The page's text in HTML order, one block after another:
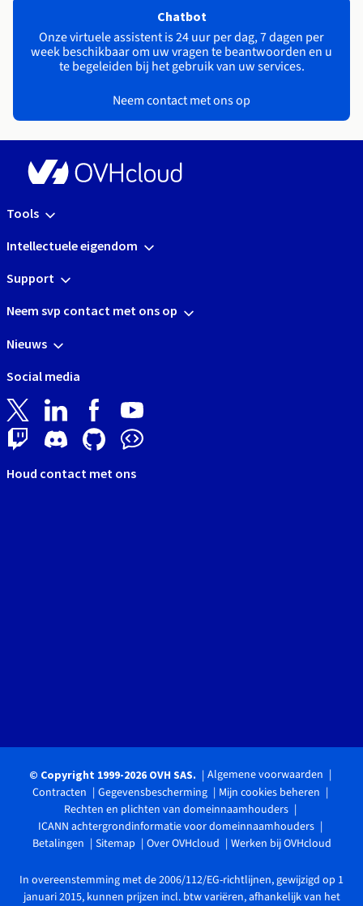
Chatbot
Onze virtuele assistent is 24 uur per dag, 7 dagen per
week beschikbaar om uw vragen te beantwoorden en u
te begeleiden bij het gebruik van uw services.
Neem contact met ons op
Tools
Intellectuele eigendom
Support
Neem svp contact met ons op
Nieuws
Social media
Houd contact met ons
© Copyright 1999-2026 OVH SAS.
Algemene voorwaarden
Contracten
Gegevensbescherming
Mijn cookies beheren
Rechten en plichten van domeinnaamhouders
ICANN achtergrondinformatie voor domeinnaamhouders
Betalingen
Sitemap Over OVHcloud Werken bij OVHcloud
In overeenstemming met de 2006/112/EG-richtlijnen, gewijzigd op 1
januari 2015, kunnen prijzen incl. btw variëren, afhankelijk van het